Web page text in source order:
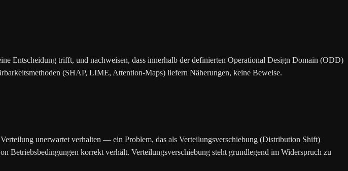
Entscheidung trifft, und nachweisen, dass innerhalb der definierten Operational Design Domain (ODD)
(SHAP, LIME, Attention-Maps) liefern Näherungen, keine Beweise.
unerwartet verhalten — ein Problem, das als Verteilungsverschiebung (Distribution Shift)
Betriebsbedingungen korrekt verhält. Verteilungsverschiebung steht grundlegend im Widerspruch zu